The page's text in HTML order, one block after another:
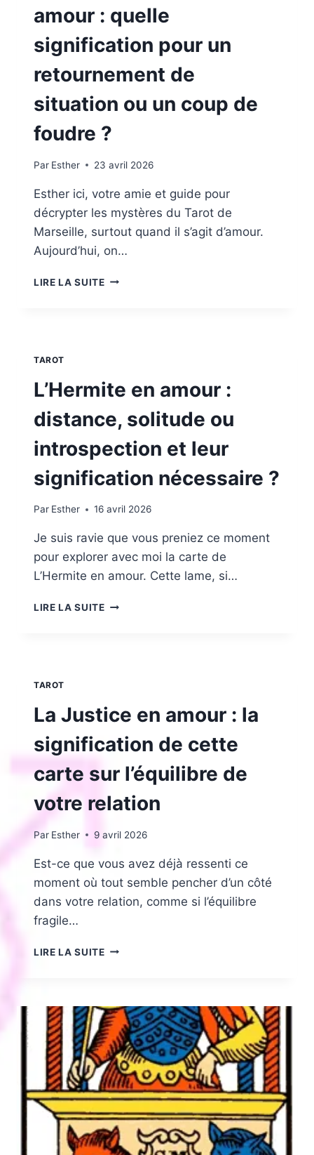
BRÛLANTE
OU
MAÎTRISE
DES
ÉMOTIONS
?
amour : quelle
signification pour un
retournement de
situation ou un coup de
foudre ?
Par Esther 23 avril 2026
Esther ici, votre amie et guide pour
décrypter les mystères du Tarot de
Marseille, surtout quand il s’agit d’amour.
Aujourd’hui, on…
LIRE LA SUITELA
QUELLE
SIGNIFICATION
UN
RETOURNEMENT
DE
SITUATION
OU
COUP
FOUDRE
?
TAROT
L’Hermite en amour :
distance, solitude ou
introspection et leur
signification nécessaire ?
Par Esther 16 avril 2026
Je suis ravie que vous preniez ce moment
pour explorer avec moi la carte de
L’Hermite en amour. Cette lame, si…
LIRE LA SUITEL’HERMITE
INTROSPECTION
ET
LEUR
SIGNIFICATION
NÉCESSAIRE
?
TAROT
La Justice en amour : la
signification de cette
carte sur l’équilibre de
votre relation
Par Esther 9 avril 2026
Est-ce que vous avez déjà ressenti ce
moment où tout semble pencher d’un côté
dans votre relation, comme si l’équilibre
fragile…
LIRE LA SUITELA
:
LA
SIGNIFICATION
DE
CETTE
CARTE
SUR
L’ÉQUILIBRE
DE
VOTRE